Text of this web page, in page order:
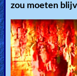
zou moeten